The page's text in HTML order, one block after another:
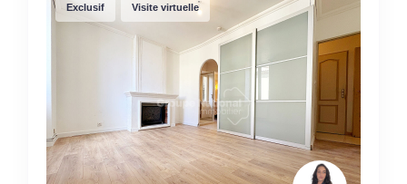
Exclusif Visite virtuelle